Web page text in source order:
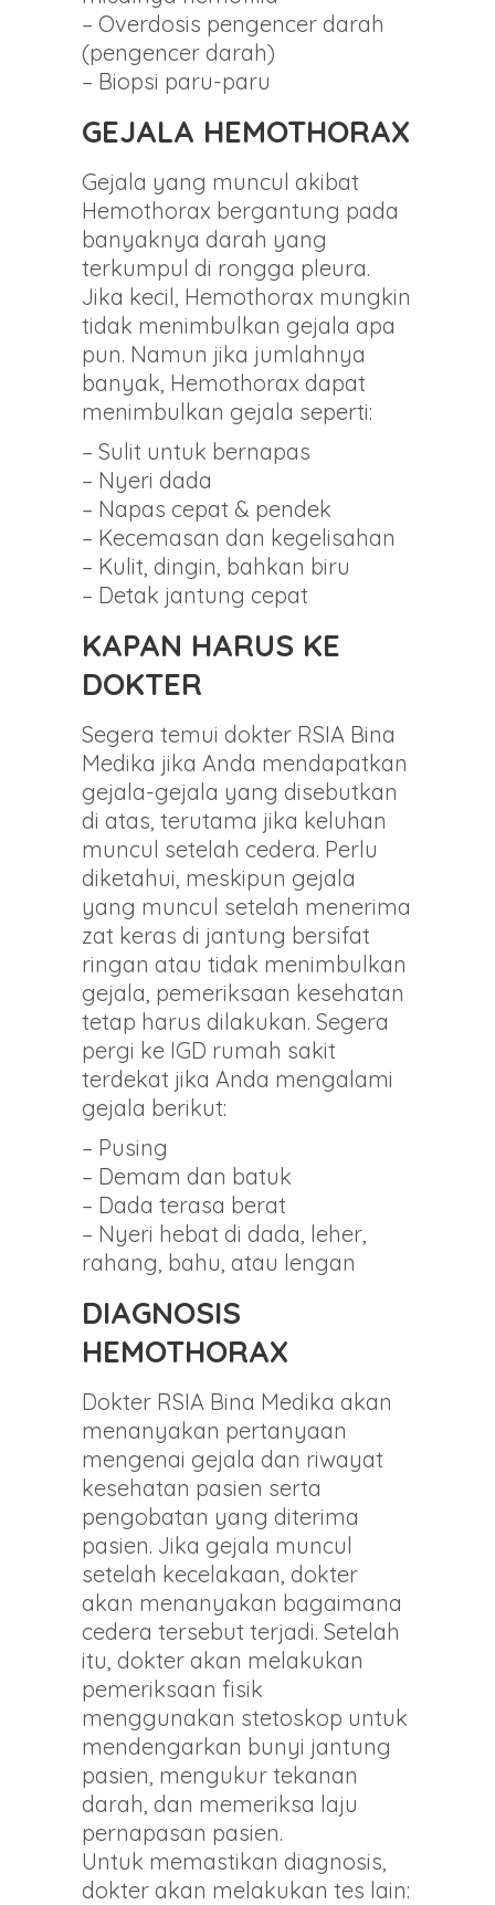
– Overdosis pengencer darah
(pengencer darah)
– Biopsi paru-paru
GEJALA HEMOTHORAX
Gejala yang muncul akibat
Hemothorax bergantung pada
banyaknya darah yang
terkumpul di rongga pleura.
Jika kecil, Hemothorax mungkin
tidak menimbulkan gejala apa
pun. Namun jika jumlahnya
banyak, Hemothorax dapat
menimbulkan gejala seperti:
– Sulit untuk bernapas
– Nyeri dada
– Napas cepat & pendek
– Kecemasan dan kegelisahan
– Kulit, dingin, bahkan biru
– Detak jantung cepat
KAPAN HARUS KE
DOKTER
Segera temui dokter RSIA Bina
Medika jika Anda mendapatkan
gejala-gejala yang disebutkan
di atas, terutama jika keluhan
muncul setelah cedera. Perlu
diketahui, meskipun gejala
yang muncul setelah menerima
zat keras di jantung bersifat
ringan atau tidak menimbulkan
gejala, pemeriksaan kesehatan
tetap harus dilakukan. Segera
pergi ke IGD rumah sakit
terdekat jika Anda mengalami
gejala berikut:
– Pusing
– Demam dan batuk
– Dada terasa berat
– Nyeri hebat di dada, leher,
rahang, bahu, atau lengan
DIAGNOSIS
HEMOTHORAX
Dokter RSIA Bina Medika akan
menanyakan pertanyaan
mengenai gejala dan riwayat
kesehatan pasien serta
pengobatan yang diterima
pasien. Jika gejala muncul
setelah kecelakaan, dokter
akan menanyakan bagaimana
cedera tersebut terjadi. Setelah
itu, dokter akan melakukan
pemeriksaan fisik
menggunakan stetoskop untuk
mendengarkan bunyi jantung
pasien, mengukur tekanan
darah, dan memeriksa laju
pernapasan pasien.
Untuk memastikan diagnosis,
dokter akan melakukan tes lain: